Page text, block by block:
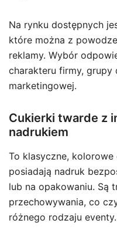
Na rynku dostępnych
które można z
reklamy. Wybór
charakteru firmy, grupy
marketingowej.
Cukierki twarde z
nadrukiem
To klasyczne,
posiadają nadruk
lub na opakowaniu. Są
przechowywania, co
różnego rodzaju eventy.